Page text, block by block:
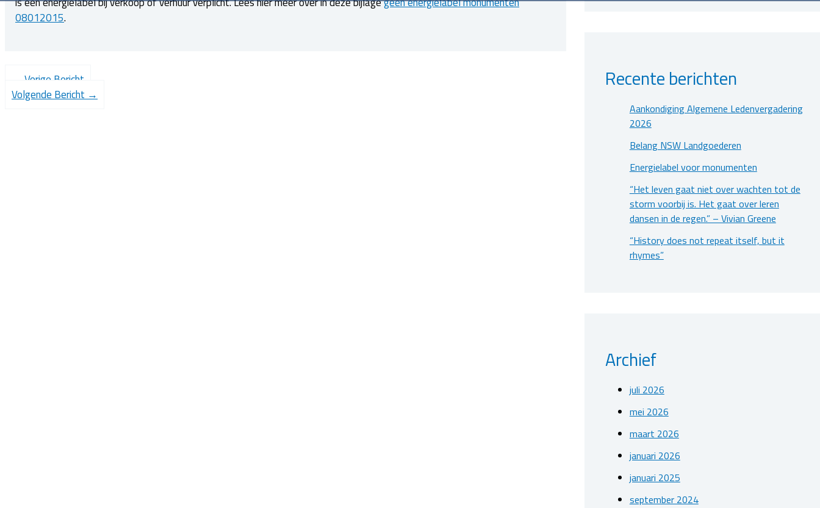
08012015.
Vorige Bericht
Volgende Bericht →
Recente berichten
Aankondiging Algemene Ledenvergadering
2026
Belang NSW Landgoederen
Energielabel voor monumenten
“Het leven gaat niet over wachten tot de
storm voorbij is. Het gaat over leren
dansen in de regen.” – Vivian Greene
“History does not repeat itself, but it
rhymes”
Archief
juli 2026
mei 2026
maart 2026
januari 2026
januari 2025
september 2024